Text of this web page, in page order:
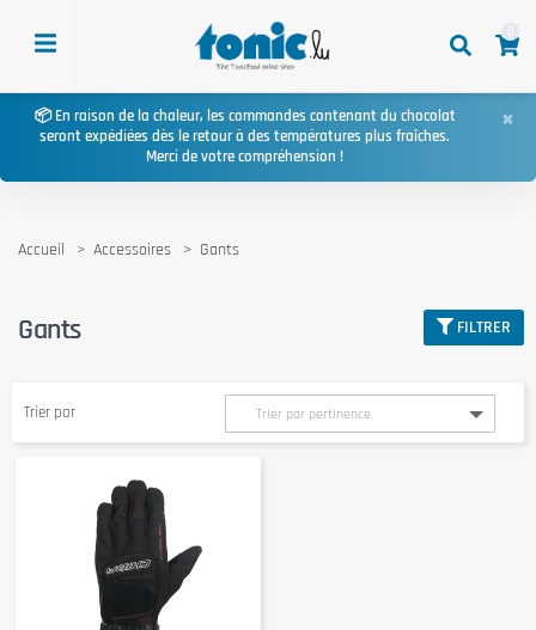
📦 En raison de la chaleur, les commandes contenant du chocolat
seront expédiées dès le retour à des températures plus fraîches.
Merci de votre compréhension !
×
Accueil Accessoires Gants
Gants FILTRER
Trier par